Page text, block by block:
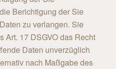
Berichtigung der Sie
zu verlangen. Sie
Art. 17 DSGVO das Recht
Daten unverzüglich
nach Maßgabe des